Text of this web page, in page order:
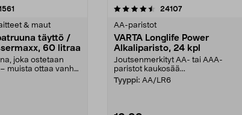
& maut
täyttö /
60 litraa
joka ostetaan
muista ottaa vanha
24107arvostelut
AA-paristot
VARTA Longlife Power
Alkaliparisto, 24 kpl
Joutsenmerkityt AA- tai AAA-
paristot kaukosää...
Tyyppi: AA/LR6
4.5viidestä